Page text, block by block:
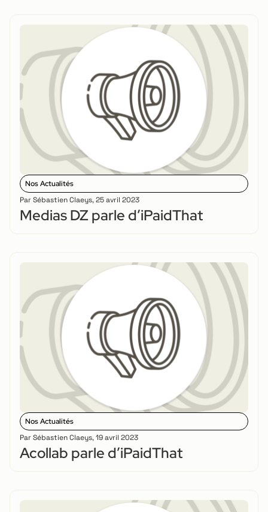
Nos Actualités
Par Sébastien Claeys,25 avril 2023
Medias DZ parle d’iPaidThat
Nos Actualités
Par Sébastien Claeys,19 avril 2023
Acollab parle d’iPaidThat